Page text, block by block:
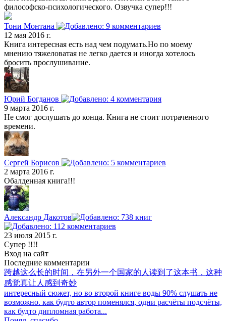
философско-психологического. Озвучка супер!!!
Тони Монтана
12 мая 2016 г.
Книга интересная есть над чем подумать.Но по моему
мнению тяжеловатая не легко дается и иногда хотелось
бросить прослушивание.
Юрий Богданов
9 марта 2016 г.
Не смог дослушать до конца. Книга не стоит потраченного
времени.
Сергей Борисов
2 марта 2016 г.
Обалденная книга!!!
Александр Дакотов
23 июля 2015 г.
Супер !!!!
Вход на сайт
Последние комментарии
跨越这么长的时间，在另外一个国家的人读到了这本书，这种
感觉真让人感到奇妙
интересный сюжет, но во второй книге воды 90% слушать не
возможно. как будто автор поменялся, одни расчёты подсчёты,
как будто дипломная работа...